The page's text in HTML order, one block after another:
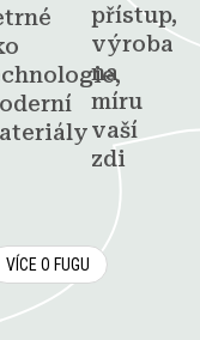
přístup,
výroba
na
míru
vaší
zdi
VÍCE O FUGU